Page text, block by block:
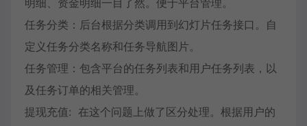
明细、资金明细一目了然。便于平台管理。
任务分类：后台根据分类调用到幻灯片任务接口。自
定义任务分类名称和任务导航图片。
任务管理：包含平台的任务列表和用户任务列表，以
及任务订单的相关管理。
提现充值: 在这个问题上做了区分处理。根据用户的